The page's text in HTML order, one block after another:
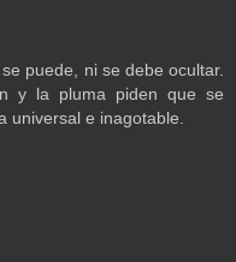
puede, ni se debe ocultar.
y la pluma piden que se
universal e inagotable.